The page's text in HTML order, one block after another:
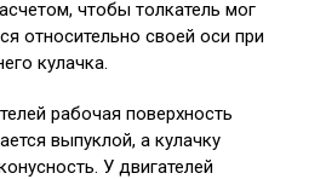
чтобы толкатель мог
относительно своей оси при
кулачка.
рабочая поверхность
выпуклой, а кулачку
У двигателей